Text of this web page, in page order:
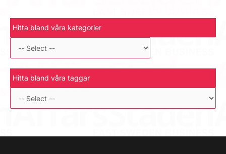
Hitta bland våra kategorier
Hitta bland våra taggar